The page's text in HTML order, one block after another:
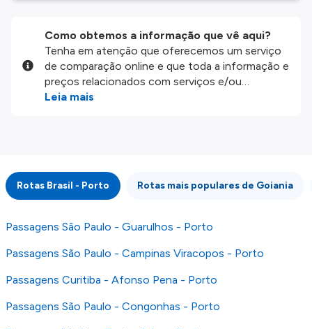
Como obtemos a informação que vê aqui?
Tenha em atenção que oferecemos um serviço
de comparação online e que toda a informação e
preços relacionados com serviços e/ou
produtos disponíveis no nosso website são
integridade ou pela precisão da informação
publicada, por isso verifique com atenção todas
as condições no website do parceiro antes de
fazer uma reserva. Para mais detalhes verifique
os nossosTermos e Condições.
Leia mais
Rotas Brasil - Porto Rotas mais populares de Goiania
Passagens São Paulo - Guarulhos - Porto
Passagens São Paulo - Campinas Viracopos - Porto
Passagens Curitiba - Afonso Pena - Porto
Passagens São Paulo - Congonhas - Porto